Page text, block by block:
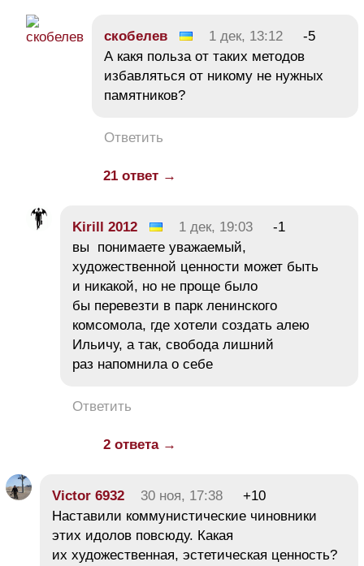
скобелев 1 дек, 13:12
-5
А какя польза от таких методов
избавляться от никому не нужных
памятников?
Ответить
21 ответ →
Kirill 2012 1 дек, 19:03
-1
вы понимаете уважаемый,
художественной ценности может быть
и никакой, но не проще было
бы перевезти в парк ленинского
комсомола, где хотели создать алею
Ильичу, а так, свобода лишний
раз напомнила о себе
Ответить
2 ответа →
Victor 6932 30 ноя, 17:38
+10
Наставили коммунистические чиновники
этих идолов повсюду. Какая
их художественная, эстетическая ценность?